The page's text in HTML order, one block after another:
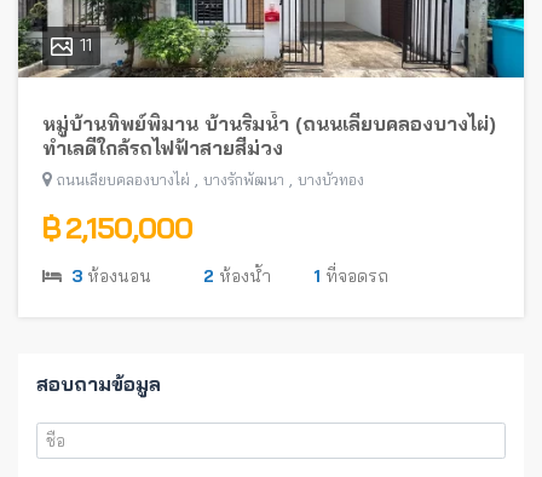
11
หมู่บ้านทิพย์พิมาน บ้านริมน้ำ (ถนนเลียบคลองบางไผ่)
ทำเลดีใกล้รถไฟฟ้าสายสีม่วง
ถนนเลียบคลองบางไผ่ บางรักพัฒนา บางบัวทอง
฿ 2,150,000
3 ห้องนอน 2 ห้องน้ำ 1 ที่จอดรถ
สอบถามข้อมูล